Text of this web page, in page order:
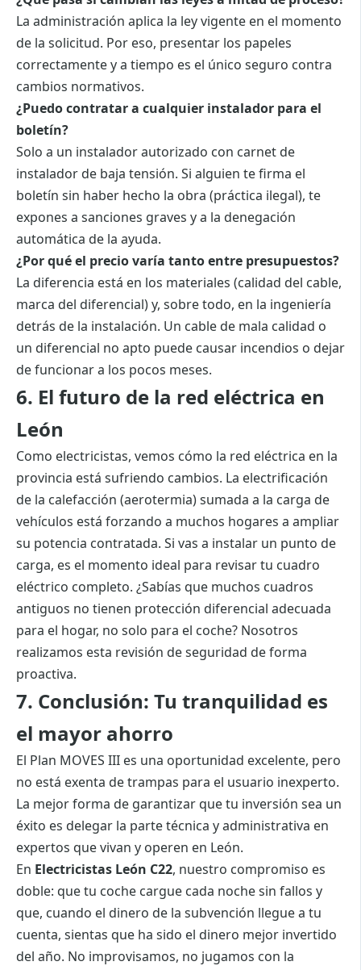
La administración aplica la ley vigente en el momento
de la solicitud. Por eso, presentar los papeles
correctamente y a tiempo es el único seguro contra
cambios normativos.
¿Puedo contratar a cualquier instalador para el
boletín?
Solo a un instalador autorizado con carnet de
instalador de baja tensión. Si alguien te firma el
boletín sin haber hecho la obra (práctica ilegal), te
expones a sanciones graves y a la denegación
automática de la ayuda.
¿Por qué el precio varía tanto entre presupuestos?
La diferencia está en los materiales (calidad del cable,
marca del diferencial) y, sobre todo, en la ingeniería
detrás de la instalación. Un cable de mala calidad o
un diferencial no apto puede causar incendios o dejar
de funcionar a los pocos meses.
6. El futuro de la red eléctrica en
León
Como electricistas, vemos cómo la red eléctrica en la
provincia está sufriendo cambios. La electrificación
de la calefacción (aerotermia) sumada a la carga de
vehículos está forzando a muchos hogares a ampliar
su potencia contratada. Si vas a instalar un punto de
carga, es el momento ideal para revisar tu cuadro
eléctrico completo. ¿Sabías que muchos cuadros
antiguos no tienen protección diferencial adecuada
para el hogar, no solo para el coche? Nosotros
realizamos esta revisión de seguridad de forma
proactiva.
7. Conclusión: Tu tranquilidad es
el mayor ahorro
El Plan MOVES III es una oportunidad excelente, pero
no está exenta de trampas para el usuario inexperto.
La mejor forma de garantizar que tu inversión sea un
éxito es delegar la parte técnica y administrativa en
expertos que vivan y operen en León.
En Electricistas León C22, nuestro compromiso es
doble: que tu coche cargue cada noche sin fallos y
que, cuando el dinero de la subvención llegue a tu
cuenta, sientas que ha sido el dinero mejor invertido
del año. No improvisamos, no jugamos con la